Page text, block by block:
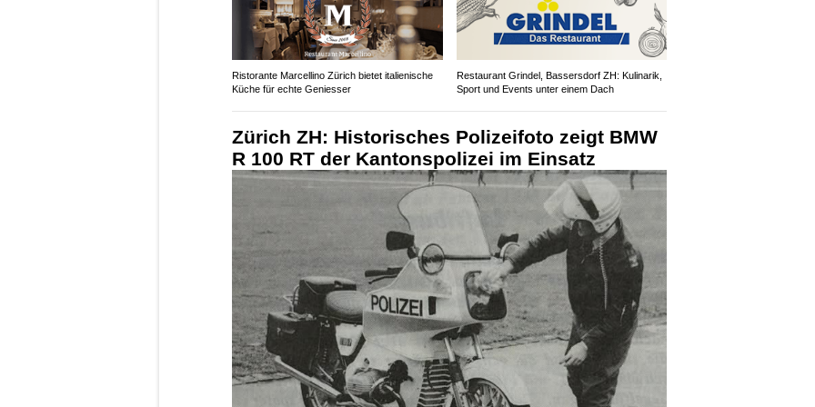
Ristorante Marcellino Zürich bietet italienische
Küche für echte Geniesser
Restaurant Grindel, Bassersdorf ZH: Kulinarik,
Sport und Events unter einem Dach
Zürich ZH: Historisches Polizeifoto zeigt BMW
R 100 RT der Kantonspolizei im Einsatz